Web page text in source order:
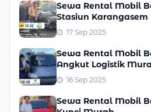
Sewa Rental Mobil
Stasiun Karangasem
17 Sep 2025
Sewa Rental Mobil
Angkut Logistik
16 Sep 2025
Sewa Rental Mobil